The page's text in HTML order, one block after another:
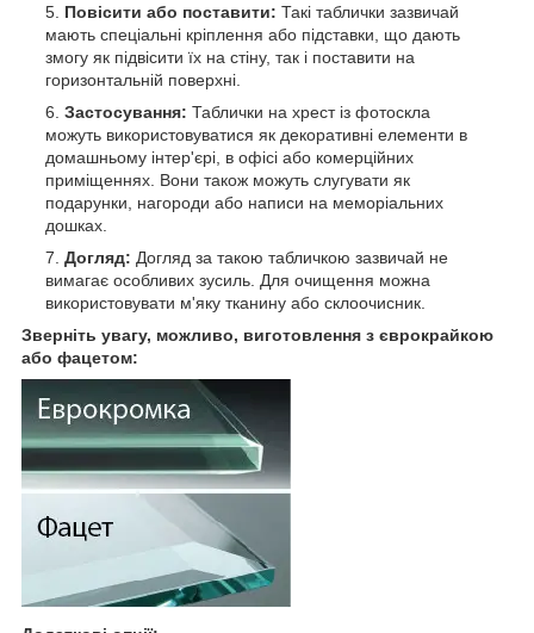
Повісити або поставити: Такі таблички зазвичай
мають спеціальні кріплення або підставки, що дають
змогу як підвісити їх на стіну, так і поставити на
горизонтальній поверхні.
Застосування: Таблички на хрест із фотоскла
можуть використовуватися як декоративні елементи в
домашньому інтер'єрі, в офісі або комерційних
приміщеннях. Вони також можуть слугувати як
подарунки, нагороди або написи на меморіальних
дошках.
Догляд: Догляд за такою табличкою зазвичай не
вимагає особливих зусиль. Для очищення можна
використовувати м'яку тканину або склоочисник.
Зверніть увагу, можливо, виготовлення з єврокрайкою
або фацетом: